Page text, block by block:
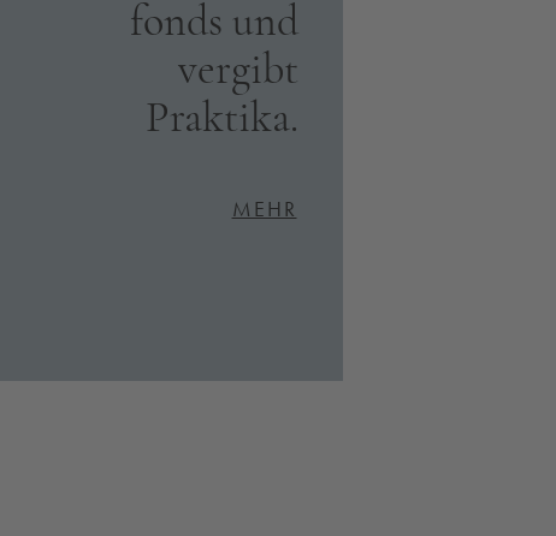
fonds und
vergibt
Praktika.
MEHR